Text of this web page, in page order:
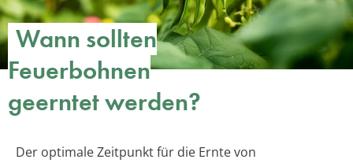
Wann sollten
Feuerbohnen
geerntet werden?
Der optimale Zeitpunkt für die Ernte von